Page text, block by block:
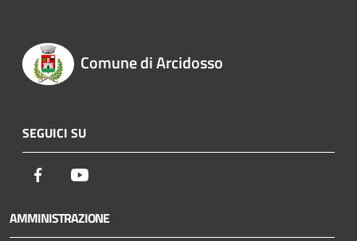
Comune di Arcidosso
SEGUICI SU
Facebook
AMMINISTRAZIONE